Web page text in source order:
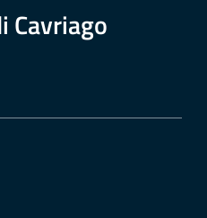
Cavriago